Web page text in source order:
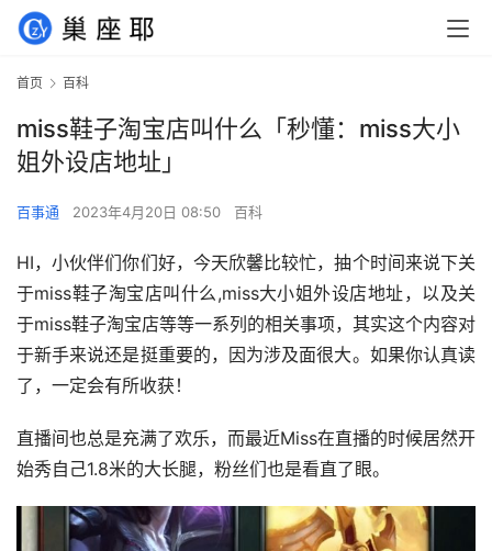
首页 百科
miss鞋子淘宝店叫什么「秒懂：miss大小
姐外设店地址」
百事通 2023年4月20日 08:50 百科
HI，小伙伴们你们好，今天欣馨比较忙，抽个时间来说下关
于miss鞋子淘宝店叫什么,miss大小姐外设店地址，以及关
于miss鞋子淘宝店等等一系列的相关事项，其实这个内容对
于新手来说还是挺重要的，因为涉及面很大。如果你认真读
了，一定会有所收获！
直播间也总是充满了欢乐，而最近Miss在直播的时候居然开
始秀自己1.8米的大长腿，粉丝们也是看直了眼。